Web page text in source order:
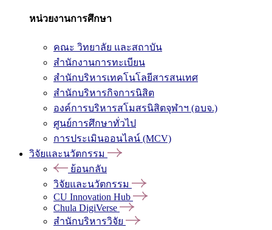
หน่วยงานการศึกษา
คณะ วิทยาลัย และสถาบัน
สำนักงานการทะเบียน
สำนักบริหารเทคโนโลยีสารสนเทศ
สำนักบริหารกิจการนิสิต
องค์การบริหารสโมสรนิสิตจุฬาฯ (อบจ.)
ศูนย์การศึกษาทั่วไป
การประเมินออนไลน์ (MCV)
วิจัยและนวัตกรรม
ย้อนกลับ
วิจัยและนวัตกรรม
CU Innovation Hub
Chula DigiVerse
สำนักบริหารวิจัย